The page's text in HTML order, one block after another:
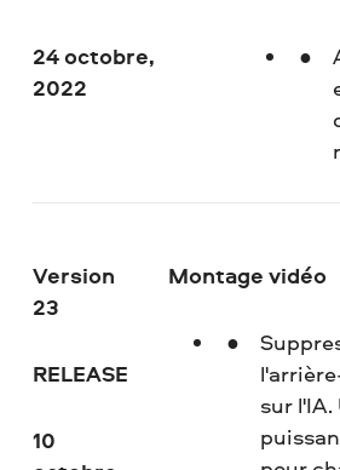
24 octobre,
2022
Version
23
RELEASE
10
Montage vidéo
sur